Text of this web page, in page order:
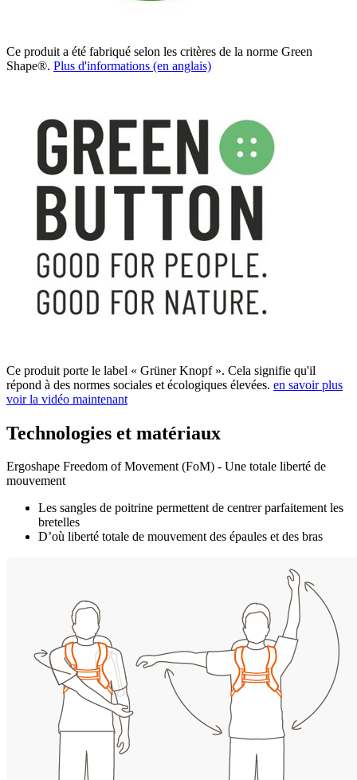
Ce produit a été fabriqué selon les critères de la norme Green
Shape®. Plus d'informations (en anglais)
Ce produit porte le label « Grüner Knopf ». Cela signifie qu'il
répond à des normes sociales et écologiques élevées. en savoir plus
voir la vidéo maintenant
Technologies et matériaux
Ergoshape Freedom of Movement (FoM) - Une totale liberté de
mouvement
Les sangles de poitrine permettent de centrer parfaitement les
bretelles
D’où liberté totale de mouvement des épaules et des bras